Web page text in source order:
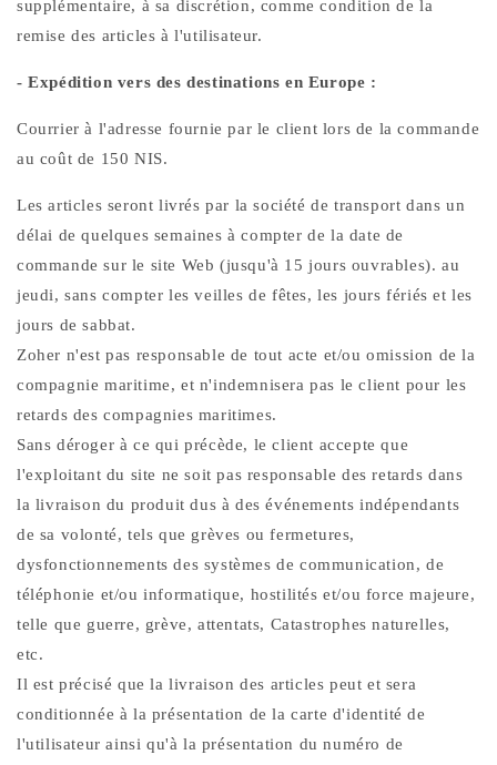
supplémentaire, à sa discrétion, comme condition de la
remise des articles à l'utilisateur.
- Expédition vers des destinations en Europe :
Courrier à l'adresse fournie par le client lors de la commande
au coût de 150 NIS.
Les articles seront livrés par la société de transport dans un
délai de quelques semaines à compter de la date de
commande sur le site Web (jusqu'à 15 jours ouvrables). au
jeudi, sans compter les veilles de fêtes, les jours fériés et les
jours de sabbat.
Zoher n'est pas responsable de tout acte et/ou omission de la
compagnie maritime, et n'indemnisera pas le client pour les
retards des compagnies maritimes.
Sans déroger à ce qui précède, le client accepte que
l'exploitant du site ne soit pas responsable des retards dans
la livraison du produit dus à des événements indépendants
de sa volonté, tels que grèves ou fermetures,
dysfonctionnements des systèmes de communication, de
téléphonie et/ou informatique, hostilités et/ou force majeure,
telle que guerre, grève, attentats, Catastrophes naturelles,
etc.
Il est précisé que la livraison des articles peut et sera
conditionnée à la présentation de la carte d'identité de
l'utilisateur ainsi qu'à la présentation du numéro de